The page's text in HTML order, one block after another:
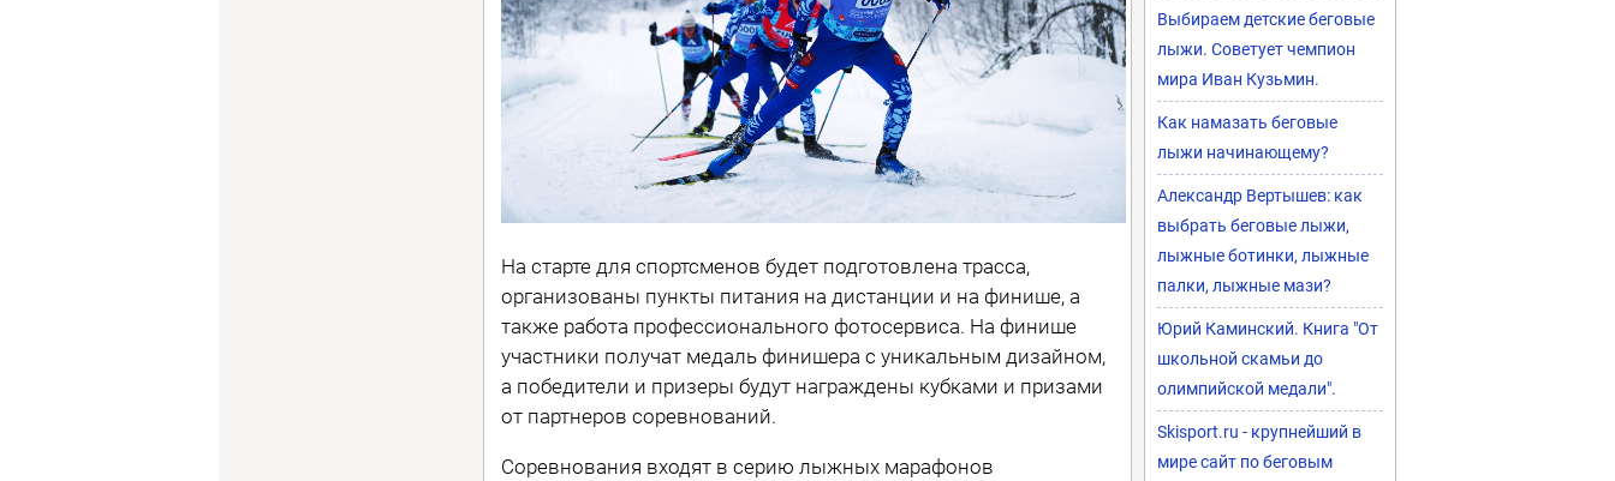
На старте для спортсменов будет подготовлена трасса,
организованы пункты питания на дистанции и на финише, а
также работа профессионального фотосервиса. На финише
участники получат медаль финишера с уникальным дизайном,
а победители и призеры будут награждены кубками и призами
от партнеров соревнований.
Соревнования входят в серию лыжных марафонов
Выбираем детские беговые
лыжи. Советует чемпион
мира Иван Кузьмин.
Как намазать беговые
лыжи начинающему?
Александр Вертышев: как
выбрать беговые лыжи,
лыжные ботинки, лыжные
палки, лыжные мази?
Юрий Каминский. Книга "От
школьной скамьи до
олимпийской медали".
Skisport.ru - крупнейший в
мире сайт по беговым